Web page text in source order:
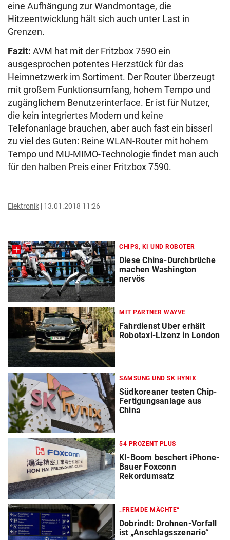
eine Aufhängung zur Wandmontage, die
Hitzeentwicklung hält sich auch unter Last in
Grenzen.
Fazit: AVM hat mit der Fritzbox 7590 ein
ausgesprochen potentes Herzstück für das
Heimnetzwerk im Sortiment. Der Router überzeugt
mit großem Funktionsumfang, hohem Tempo und
zugänglichem Benutzerinterface. Er ist für Nutzer,
die kein integriertes Modem und keine
Telefonanlage brauchen, aber auch fast ein bisserl
zu viel des Guten: Reine WLAN-Router mit hohem
Tempo und MU-MIMO-Technologie findet man auch
für den halben Preis einer Fritzbox 7590.
Elektronik 13.01.2018 11:26
CHIPS, KI UND ROBOTER
Diese China-Durchbrüche
machen Washington
nervös
MIT PARTNER WAYVE
Fahrdienst Uber erhält
Robotaxi-Lizenz in London
SAMSUNG UND SK HYNIX
Südkoreaner testen Chip-
Fertigungsanlage aus
China
54 PROZENT PLUS
KI-Boom beschert iPhone-
Bauer Foxconn
Rekordumsatz
„FREMDE MÄCHTE“
Dobrindt: Drohnen-Vorfall
ist „Anschlagsszenario“